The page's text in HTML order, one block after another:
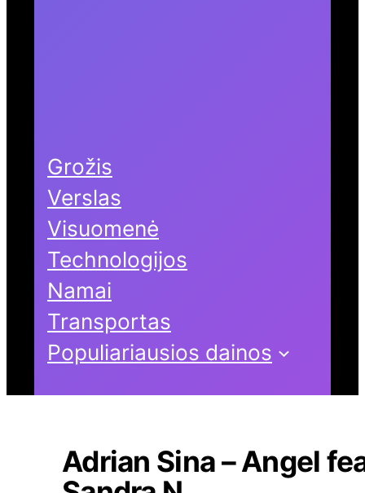
Grožis
Verslas
Visuomenė
Technologijos
Namai
Transportas
Populiariausios dainos
Adrian Sina – Angel